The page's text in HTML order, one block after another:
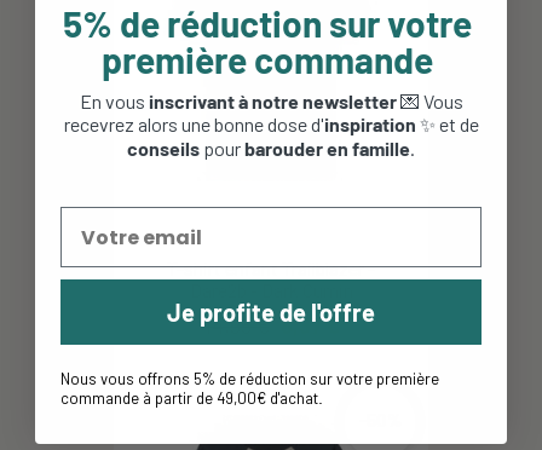
T-shirt enfant Trailblazer -
14,95 € 8,97 €
5% de réduction sur votre
première commande
En vous inscrivant à notre newsletter💌 Vous
recevrez alors une bonne dose d'inspiration ✨ et de
conseils pourbarouder en famille.
Je profite de l'offre
Nous vous offrons 5% de réduction sur votre première
commande à partir de 49,00€ d'achat.